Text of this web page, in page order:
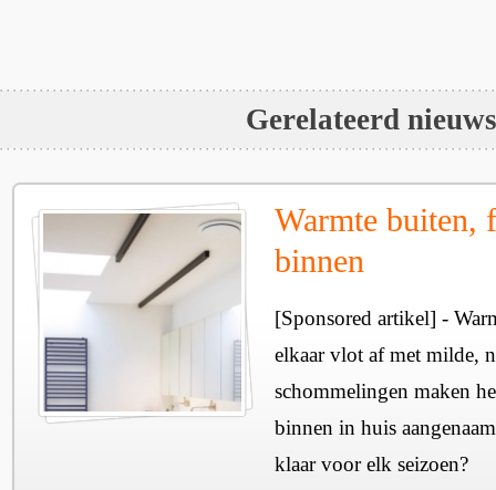
Gerelateerd nieuws
Warmte buiten,
binnen
[Sponsored artikel] -
elkaar vlot af met milde,
schommelingen maken
binnen in huis
klaar voor elk seizoen?